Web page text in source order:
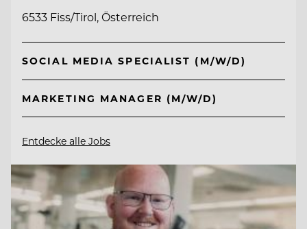
6533 Fiss/Tirol, Österreich
SOCIAL MEDIA SPECIALIST (M/W/D)
MARKETING MANAGER (M/W/D)
Entdecke alle Jobs